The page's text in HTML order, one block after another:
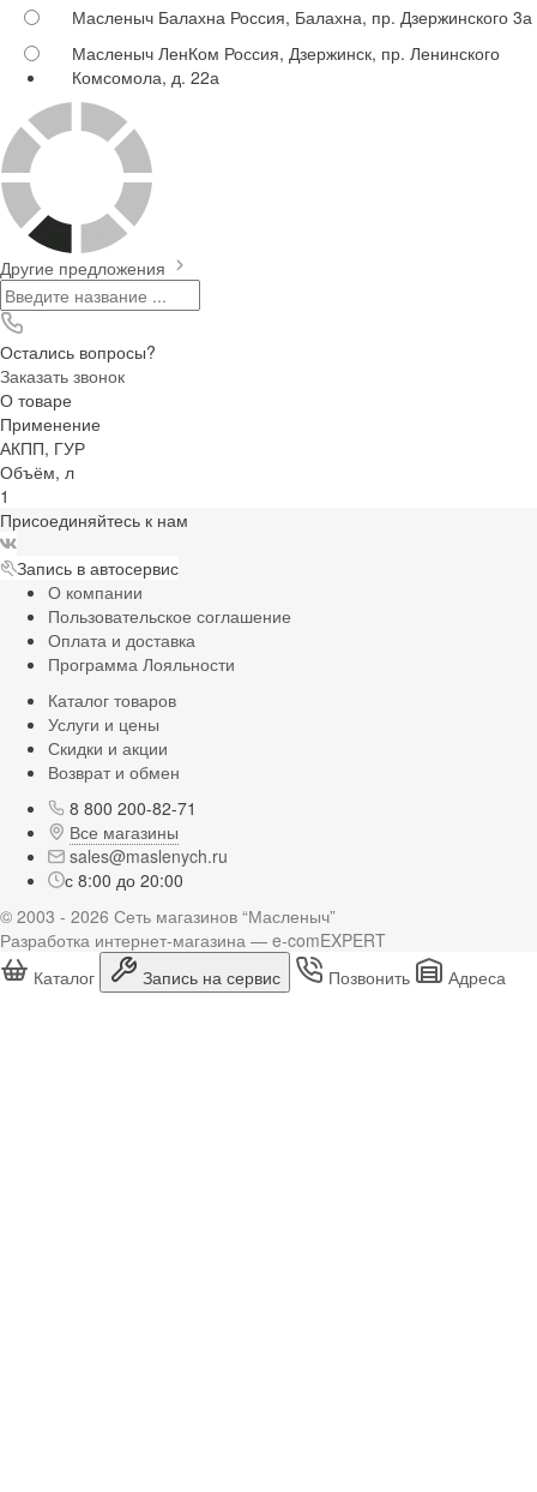
Масленыч Балахна Россия, Балахна, пр. Дзержинского 3а
Масленыч ЛенКом Россия, Дзержинск, пр. Ленинского
Комсомола, д. 22а
Другие предложения
Остались вопросы?
Заказать звонок
О товаре
Применение
АКПП, ГУР
Объём, л
1
Присоединяйтесь к нам
Запись в автосервис
О компании
Пользовательское соглашение
Оплата и доставка
Программа Лояльности
Каталог товаров
Услуги и цены
Скидки и акции
Возврат и обмен
8 800 200-82-71
Все магазины
sales@maslenych.ru
с 8:00 до 20:00
© 2003 - 2026 Сеть магазинов “Масленыч”
Разработка интернет-магазина — e-comEXPERT
Каталог
Запись на сервис Позвонить Адреса